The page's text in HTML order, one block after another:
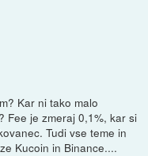
Kar ni tako malo
Fee je zmeraj 0,1%, kar si
Tudi vse teme in
Kucoin in Binance....